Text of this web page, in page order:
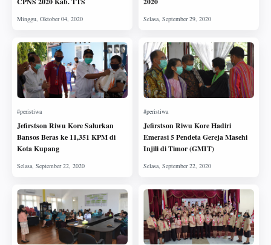
Jefirstson Riwu Kore Salurkan
Bansos Beras ke 11,351 KPM di
Kota Kupang
Jefirstson Riwu Kore Hadiri
Emerasi 5 Pendeta Gereja Masehi
Injili di Timor (GMIT)